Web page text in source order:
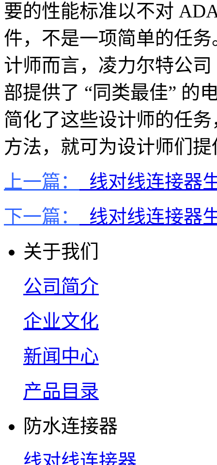
要的性能标准以不对
件，不是一项简单的任
计师而言，凌力尔特公
部提供了 “同类最佳” 的
简化了这些设计师的任
方法，就可为设计师们
上一篇：
线对线连接器
下一篇：
线对线连接器
关于我们
公司简介
企业文化
新闻中心
产品目录
防水连接器